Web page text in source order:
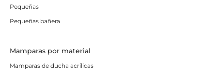
Pequeñas
Pequeñas bañera
Mamparas por material
Mamparas de ducha acrílicas